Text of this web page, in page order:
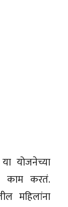
योजनेच्या
काम करतं.
महिलांना